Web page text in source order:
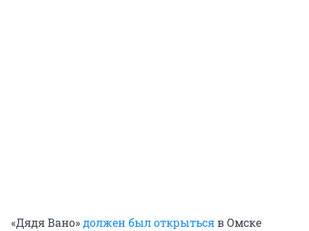
«Дядя Вано»должен был открытьсяв Омске